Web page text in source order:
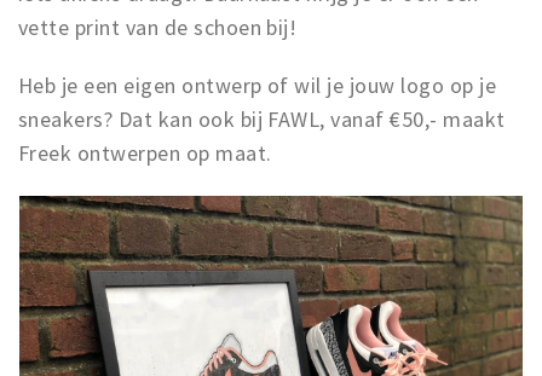
vette print van de schoen bij!
Heb je een eigen ontwerp of wil je jouw logo op je
sneakers? Dat kan ook bij FAWL, vanaf €50,- maakt
Freek ontwerpen op maat.